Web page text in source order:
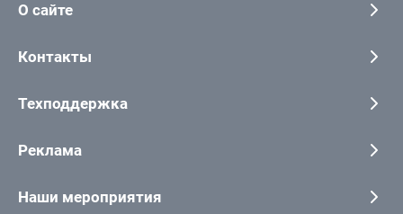
О сайте
Контакты
Техподдержка
Реклама
Наши мероприятия